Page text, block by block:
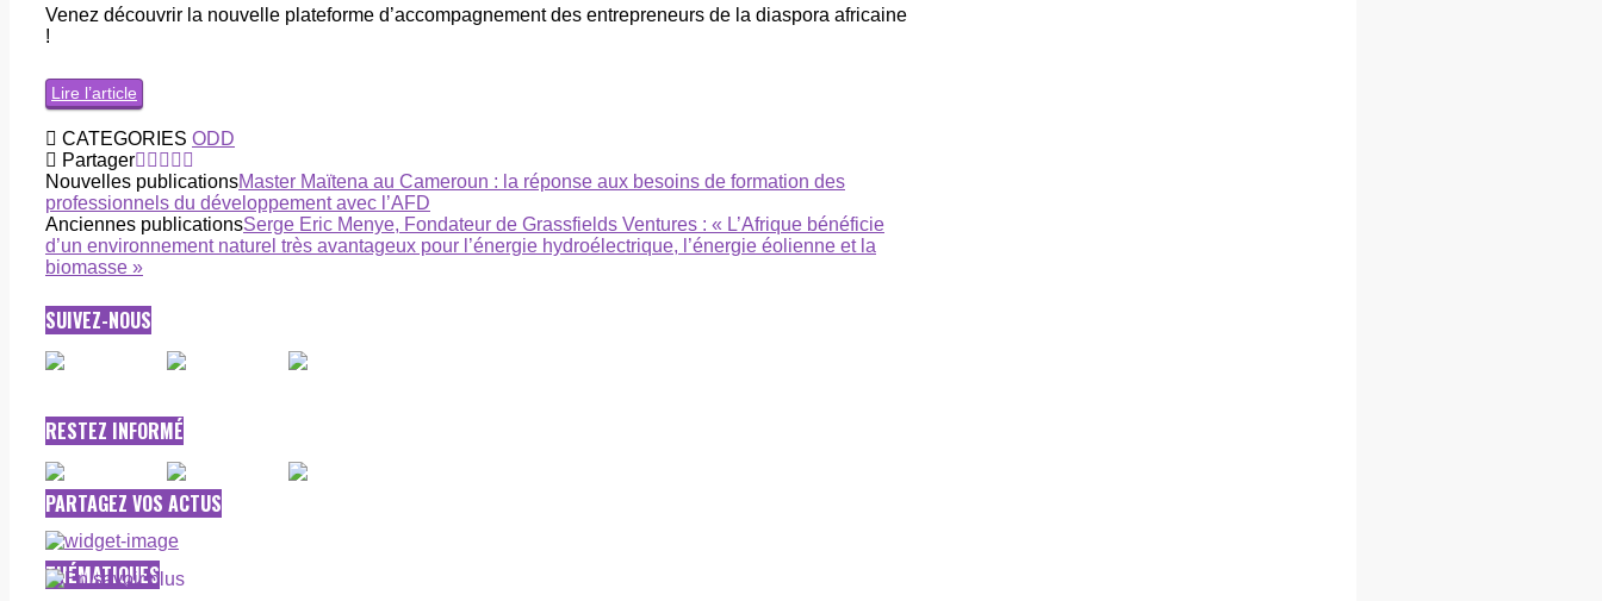
Venez découvrir la nouvelle plateforme d’accompagnement des entrepreneurs de la diaspora africaine
!
Lire l’article
CATEGORIES ODD
Partager
Nouvelles publicationsMaster Maïtena au Cameroun : la réponse aux besoins de formation des
professionnels du développement avec l’AFD
Anciennes publicationsSerge Eric Menye, Fondateur de Grassfields Ventures : « L’Afrique bénéficie
d’un environnement naturel très avantageux pour l’énergie hydroélectrique, l’énergie éolienne et la
biomasse »
SUIVEZ-NOUS
RESTEZ INFORMÉ
PARTAGEZ VOS ACTUS
THÉMATIQUES